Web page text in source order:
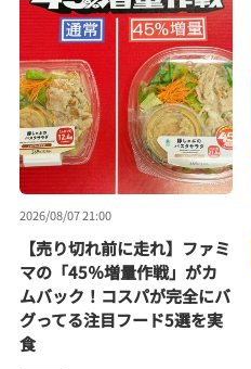
2026/08/07 21:00
【売り切れ前に走れ】ファミ
マの「45％増量作戦」がカ
ムバック！コスパが完全にバ
グってる注目フード5選を実
食